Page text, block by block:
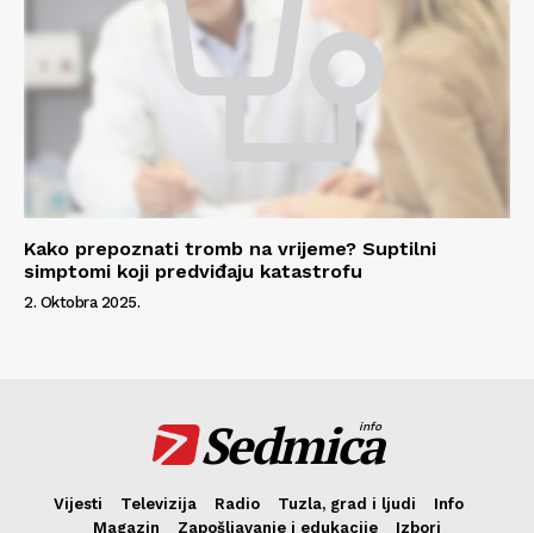
Kako prepoznati tromb na vrijeme? Suptilni
simptomi koji predviđaju katastrofu
2. Oktobra 2025.
Sedmica
info
Vijesti Televizija Radio Tuzla, grad i ljudi
Info
Magazin
Zapošljavanje i edukacije Izbori